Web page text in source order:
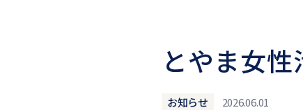
とやま女
お知らせ 2026.06.01